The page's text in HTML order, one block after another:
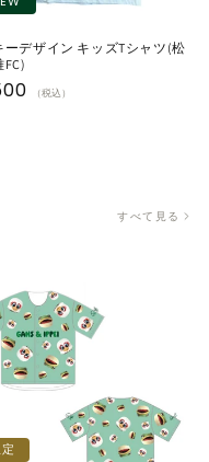
ーデザイン キッズTシャツ(松
（税込）
すべて見る